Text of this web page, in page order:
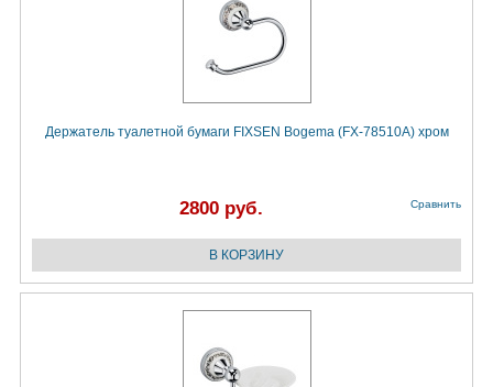
Держатель туалетной бумаги FIXSEN Bogema (FX-78510A) хром
2800 руб. Сравнить